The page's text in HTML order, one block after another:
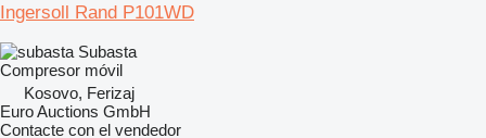
Ingersoll Rand P101WD
Subasta
Compresor móvil
Kosovo, Ferizaj
Euro Auctions GmbH
Contacte con el vendedor